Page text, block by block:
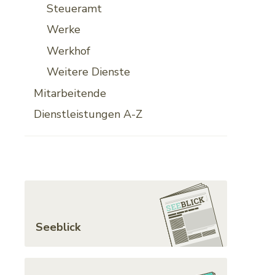
Steueramt
Werke
Werkhof
Weitere Dienste
Mitarbeitende
Dienstleistungen A-Z
Seeblick